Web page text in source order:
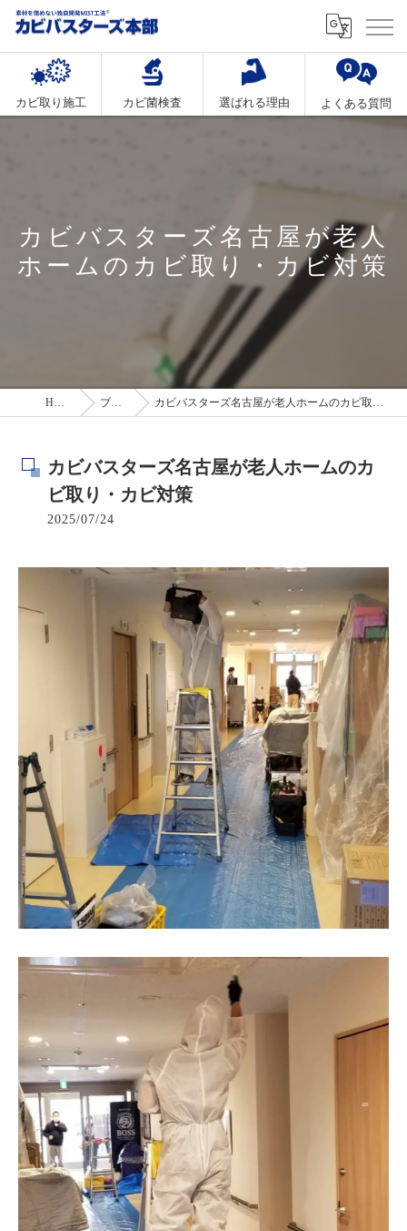
カビ取り施工 カビ菌検査 選ばれる理由 よくある質問
カビバスターズ名古屋が老人
ホームのカビ取り・カビ対策
HOME ブログ カビバスターズ名古屋が老人ホームのカビ取り・カビ対策
カビバスターズ名古屋が老人ホームのカ
ビ取り・カビ対策
2025/07/24